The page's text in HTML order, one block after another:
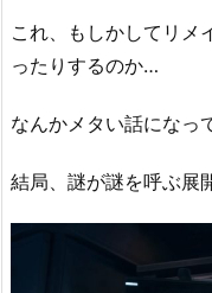
これ、もしかしてリメ
ったりするのか…
なんかメタい話になっ
結局、謎が謎を呼ぶ展